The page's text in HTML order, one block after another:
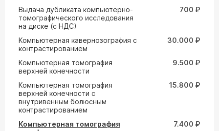
Выдача дубликата компьютерно-
томографического исследования
на диске (с НДС)
700 ₽
Компьютерная кавернозография с
контрастированием
30.000 ₽
Компьютерная томография
верхней конечности
9.500 ₽
Компьютерная томография
верхней конечности с
внутривенным болюсным
контрастированием
15.800 ₽
Компьютерная томография
7.400 ₽